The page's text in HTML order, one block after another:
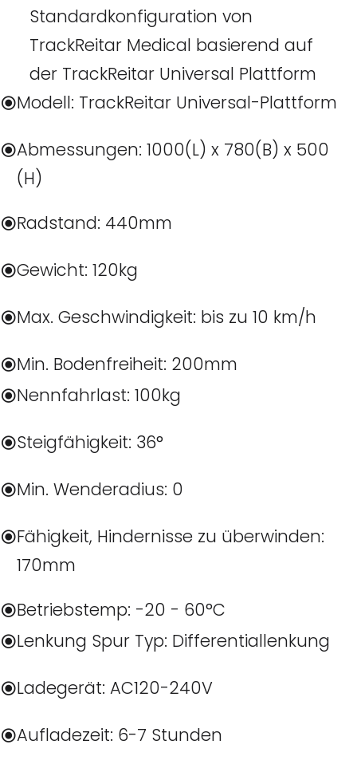
Standardkonfiguration von
TrackReitar Medical basierend auf
der TrackReitar Universal Plattform
Modell: TrackReitar Universal-Plattform
Abmessungen: 1000(L) x 780(B) x 500
(H)
Radstand: 440mm
Gewicht: 120kg
Max. Geschwindigkeit: bis zu 10 km/h
Min. Bodenfreiheit: 200mm
Nennfahrlast: 100kg
Steigfähigkeit: 36°
Min. Wenderadius: 0
Fähigkeit, Hindernisse zu überwinden:
170mm
Betriebstemp: -20 - 60°C
Lenkung Spur Typ: Differentiallenkung
Ladegerät: AC120-240V
Aufladezeit: 6-7 Stunden